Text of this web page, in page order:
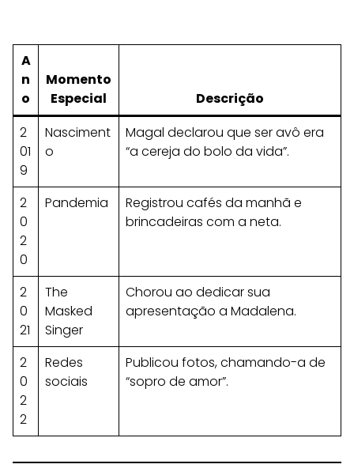
A
n
o
Momento
Especial
Descrição
2
01
9
Nasciment
o
Magal declarou que ser avô era
“a cereja do bolo da vida”.
2
0
2
0
Pandemia
Registrou cafés da manhã e
brincadeiras com a neta.
2
0
21
The
Masked
Singer
Chorou ao dedicar sua
apresentação a Madalena.
2
0
2
2
Redes
sociais
Publicou fotos, chamando-a de
“sopro de amor”.